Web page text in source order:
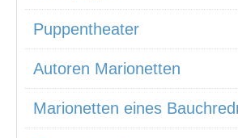
Puppentheater
Autoren Marionetten
Marionetten eines